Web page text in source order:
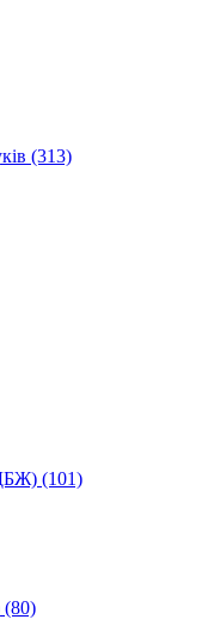
(313)
(101)
(80)